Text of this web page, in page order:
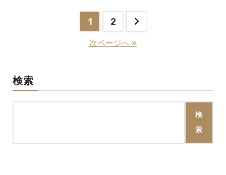
ペ
ー
送
1 2
次ページへ »
検索
検
索